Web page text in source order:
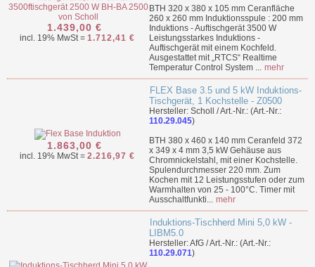
1.439,00 €
incl. 19% MwSt = 1.712,41 €
BTH 320 x 380 x 105 mm Ceranfläche
260 x 260 mm Induktionsspule : 200 mm
Induktions - Auftischgerät 3500 W
Leistungsstarkes Induktions -
Auftischgerät mit einem Kochfeld.
Ausgestattet mit „RTCS“ Realtime
Temperatur Control System ... mehr
1.863,00 €
incl. 19% MwSt = 2.216,97 €
FLEX Base 3.5 und 5 kW Induktions-
Tischgerät, 1 Kochstelle - Z0500
Hersteller: Scholl / Art.-Nr.: (Art.-Nr.:
110.29.045)
BTH 380 x 460 x 140 mm Ceranfeld 372
x 349 x 4 mm 3,5 kW Gehäuse aus
Chromnickelstahl, mit einer Kochstelle.
Spulendurchmesser 220 mm. Zum
Kochen mit 12 Leistungsstufen oder zum
Warmhalten von 25 - 100°C. Timer mit
Ausschaltfunkti... mehr
Induktions-Tischherd Mini 5,0 kW -
LIBM5.0
Hersteller: AfG / Art.-Nr.: (Art.-Nr.:
110.29.071)